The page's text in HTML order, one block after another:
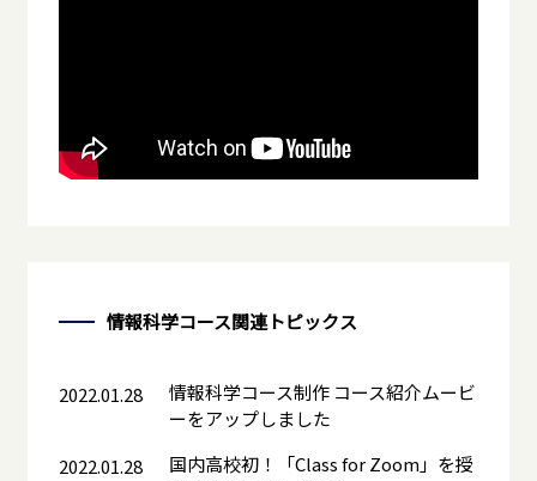
情報科学コース関連トピックス
2022.01.28
情報科学コース制作 コース紹介ムービ
ーをアップしました
2022.01.28
国内高校初！「Class for Zoom」を授